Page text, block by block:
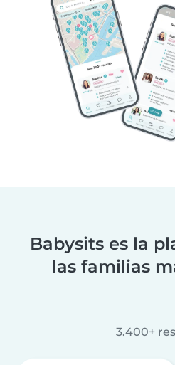
Babysits es la
las familias
3.400+